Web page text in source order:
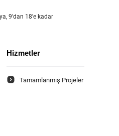
9'dan 18'e kadar
Hizmetler
Tamamlanmış Projeler